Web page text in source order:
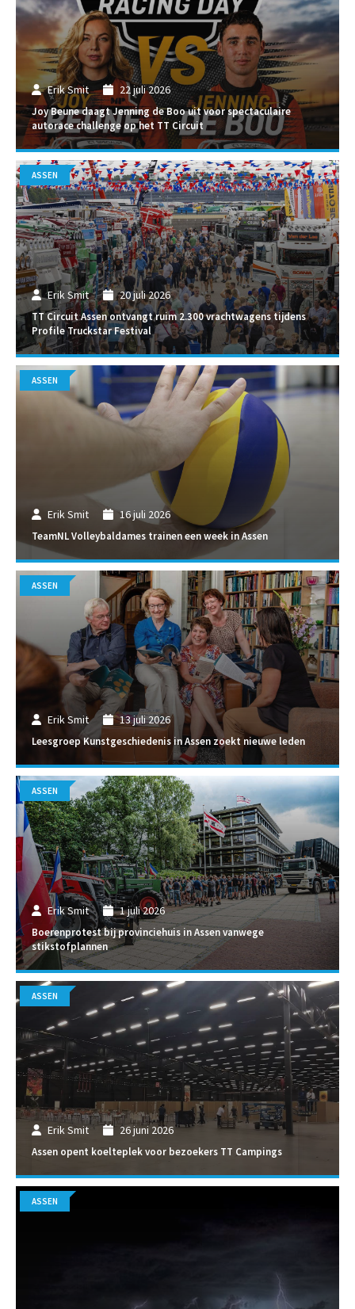
Erik Smit 22 juli 2026
Joy Beune daagt Jenning de Boo uit voor spectaculaire
autorace challenge op het TT Circuit
Erik Smit 20 juli 2026
TT Circuit Assen ontvangt ruim 2.300 vrachtwagens tijdens
Profile Truckstar Festival
ASSEN
Erik Smit 16 juli 2026
TeamNL Volleybaldames trainen een week in Assen
ASSEN
Erik Smit 13 juli 2026
Leesgroep Kunstgeschiedenis in Assen zoekt nieuwe leden
ASSEN
Erik Smit 1 juli 2026
Boerenprotest bij provinciehuis in Assen vanwege
stikstofplannen
ASSEN
Erik Smit 26 juni 2026
Assen opent koelteplek voor bezoekers TT Campings
ASSEN
ASSEN